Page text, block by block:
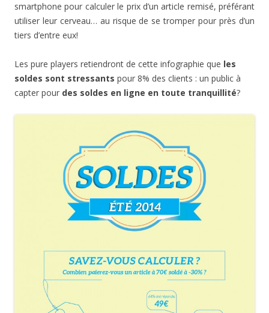
smartphone pour calculer le prix d’un article remisé, préférant
utiliser leur cerveau… au risque de se tromper pour près d’un
tiers d’entre eux!
Les pure players retiendront de cette infographie que les
soldes sont stressants pour 8% des clients : un public à
capter pour des soldes en ligne en toute tranquillité?